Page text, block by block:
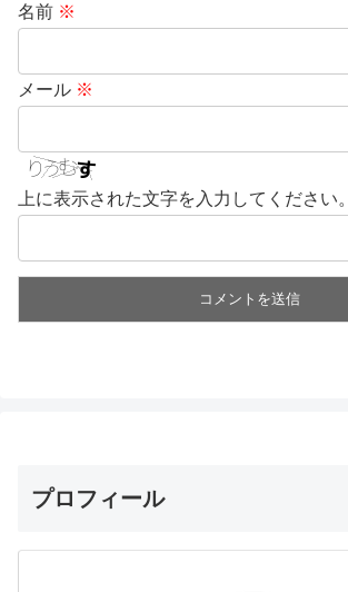
名前 ※
メール ※
上に表示された文字を入力してください。
プロフィール